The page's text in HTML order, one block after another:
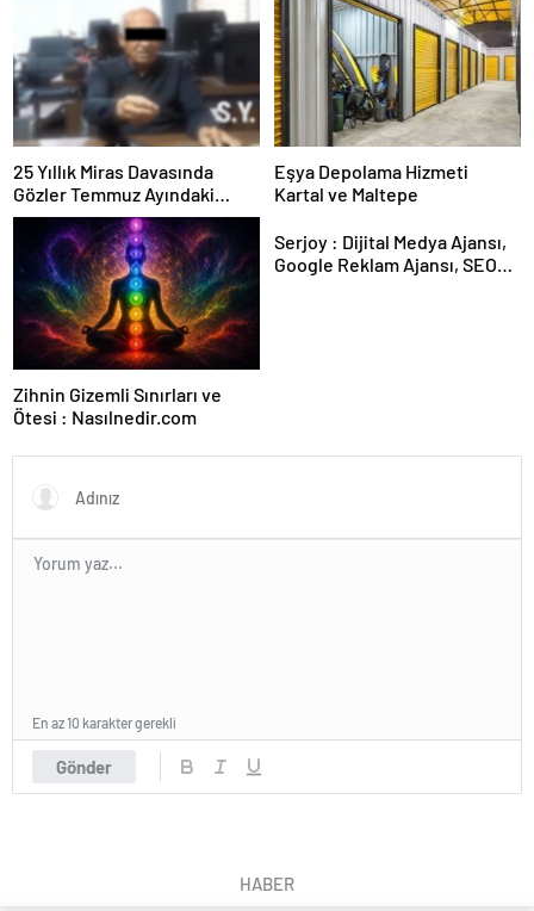
25 Yıllık Miras Davasında
Gözler Temmuz Ayındaki
Karar Duruşmasına Çevrildi
Eşya Depolama Hizmeti
Kartal ve Maltepe
Zihnin Gizemli Sınırları ve
Ötesi : Nasılnedir.com
Serjoy : Dijital Medya Ajansı,
Google Reklam Ajansı, SEO
Gönder
En az 10 karakter gerekli
HABER